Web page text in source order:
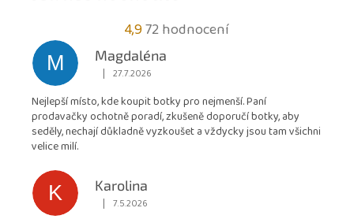
4,9Průměrné
hodnocení
obchodu
4,9
z
72 hodnocení
M
Magdaléna
Hodnocení obchodu je 5 z 5 hvězdiček.
| 27.7.2026
Nejlepší místo, kde koupit botky pro nejmenší. Paní
prodavačky ochotně poradí, zkušeně doporučí botky, aby
seděly, nechají důkladně vyzkoušet a vždycky jsou tam všichni
velice milí.
K
Karolina
Hodnocení obchodu je 5 z 5 hvězdiček.
| 7.5.2026